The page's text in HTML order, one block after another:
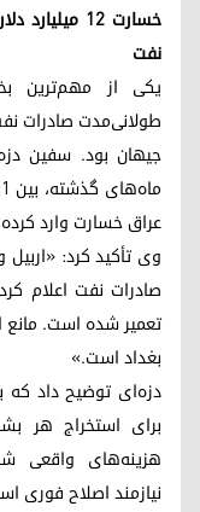
خسارت ۱۲
نفت
یکی از مهم‌ترین
طولانی‌مدت صادرات
جیهان بود. سفین
عراق خسارت وارد
وی تأکید کرد: «اربیل
صادرات نفت اعلام
تعمیر شده است. مانع
بغداد است.»
دزه‌ای توضیح داد
هزینه‌های واقعی
نیازمند اصلاح فوری